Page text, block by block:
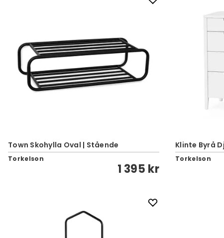
Town Skohylla Oval | Stående
Torkelson
1 395 kr
Klinte Byrå
Torkelson